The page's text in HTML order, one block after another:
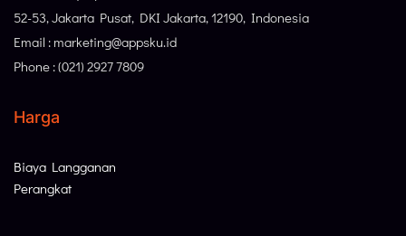
52-53, Jakarta Pusat, DKI Jakarta, 12190, Indonesia
Email : marketing@appsku.id
Phone : (021) 2927 7809
Harga
Biaya Langganan
Perangkat